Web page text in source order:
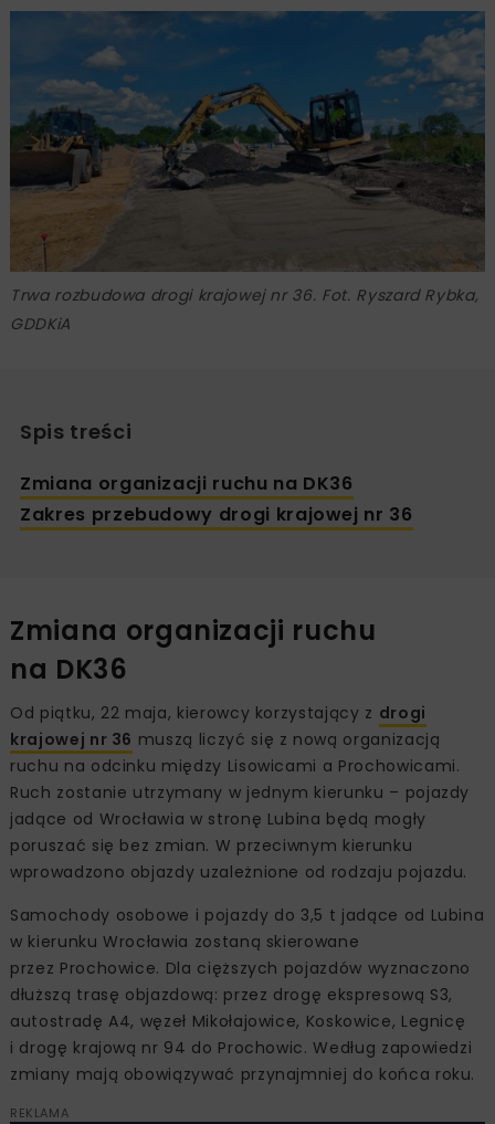
Trwa rozbudowa drogi krajowej nr 36. Fot. Ryszard Rybka,
GDDKiA
Spis treści
Zmiana organizacji ruchu na DK36
Zakres przebudowy drogi krajowej nr 36
Zmiana organizacji ruchu
na DK36
Od piątku, 22 maja, kierowcy korzystający z drogi
krajowej nr 36 muszą liczyć się z nową organizacją
ruchu na odcinku między Lisowicami a Prochowicami.
Ruch zostanie utrzymany w jednym kierunku – pojazdy
jadące od Wrocławia w stronę Lubina będą mogły
poruszać się bez zmian. W przeciwnym kierunku
wprowadzono objazdy uzależnione od rodzaju pojazdu.
Samochody osobowe i pojazdy do 3,5 t jadące od Lubina
w kierunku Wrocławia zostaną skierowane
przez Prochowice. Dla cięższych pojazdów wyznaczono
dłuższą trasę objazdową: przez drogę ekspresową S3,
autostradę A4, węzeł Mikołajowice, Koskowice, Legnicę
i drogę krajową nr 94 do Prochowic. Według zapowiedzi
zmiany mają obowiązywać przynajmniej do końca roku.
REKLAMA